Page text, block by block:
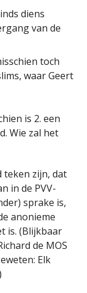
diens
van de
toch
waar Geert
is 2. een
Wie zal het
teken zijn, dat
in de PVV-
sprake is,
anonieme
is. (Blijkbaar
de MOS
Elk